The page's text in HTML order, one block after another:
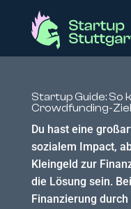
Startup Guide: So
Crowdfunding-
Du hast eine
sozialem Impact,
Kleingeld zur
die Lösung sein.
Finanzierung